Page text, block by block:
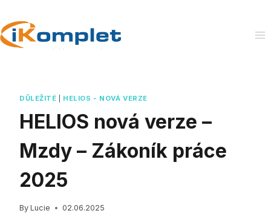
to
content
DŮLEŽITÉ HELIOS - NOVÁ VERZE
HELIOS nová verze –
Mzdy – Zákoník práce
2025
By Lucie 02.06.2025